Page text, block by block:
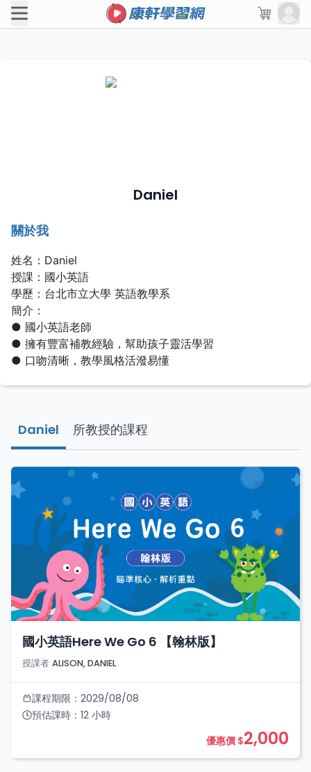
Daniel
關於我
姓名：Daniel
授課：國小英語
學歷：台北市立大學 英語教學系
簡介：
● 國小英語老師
● 擁有豐富補教經驗，幫助孩子靈活學習
● 口吻清晰，教學風格活潑易懂
Daniel 所教授的課程
國小英語Here We Go 6 【翰林版】
授課者 ALISON, DANIEL
課程期限： 2029/08/08
預估課時： 12 小時
優惠價 $2,000